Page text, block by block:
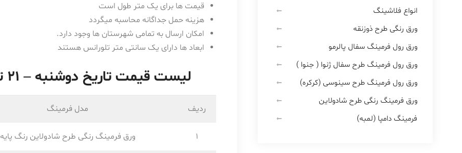
قیمت ها برای یک متر طول است
هزینه حمل جداگانه محاسبه میگردد
امکان ارسال به تمامی شهرستان ها وجود دارد.
ابعاد ها دارای یک سانتی متر تلورانس هستند
لیست قیمت تاریخ دوشنبه – ۲۱ تیر ۱۴۰۰ ورق فرم داده شده
ردیف مدل فرمینگ
1 ورق فرمینگ رنگی طرح شادولاین رنگ پایه
انواع فلاشینگ
ورق رنگی طرح ذوزنقه
ورق رول فرمینگ سفال پالرمو
ورق رول فرمینگ طرح سفال ژنوا ( جنوا )
ورق رول فرمینگ طرح سینوسی (کرکره)
ورق فرمینگ رنگی طرح شادولاین
فرمینگ دامپا (لمبه)